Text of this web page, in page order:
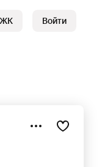
ЖК Войти